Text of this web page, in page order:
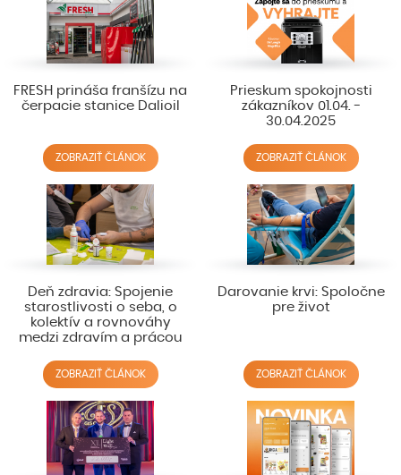
FRESH prináša franšízu na
čerpacie stanice Dalioil
ZOBRAZIŤ ČLÁNOK
Prieskum spokojnosti
zákazníkov 01.04. -
30.04.2025
ZOBRAZIŤ ČLÁNOK
Deň zdravia: Spojenie
starostlivosti o seba, o
kolektív a rovnováhy
medzi zdravím a prácou
ZOBRAZIŤ ČLÁNOK
Darovanie krvi: Spoločne
pre život
ZOBRAZIŤ ČLÁNOK